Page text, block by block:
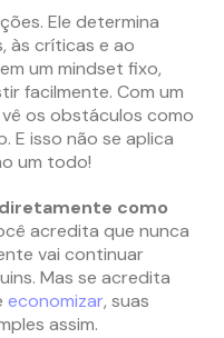
Ele determina
às críticas e ao
um mindset fixo,
facilmente. Com um
os obstáculos como
E isso não se aplica
um todo!
como
acredita que nunca
vai continuar
Mas se acredita
economizar, suas
assim.